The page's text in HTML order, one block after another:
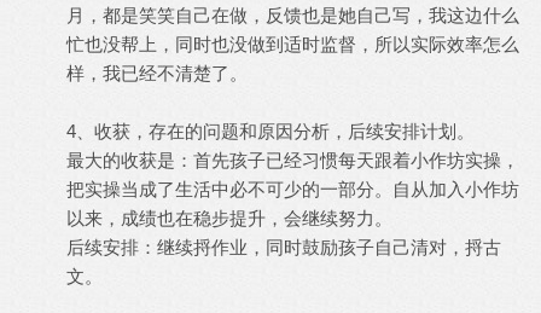
月，都是笑笑自己在做，反馈也是她自己写，我这边什么
忙也没帮上，同时也没做到适时监督，所以实际效率怎么
样，我已经不清楚了。
4、收获，存在的问题和原因分析，后续安排计划。
最大的收获是：首先孩子已经习惯每天跟着小作坊实操，
把实操当成了生活中必不可少的一部分。自从加入小作坊
以来，成绩也在稳步提升，会继续努力。
后续安排：继续捋作业，同时鼓励孩子自己清对，捋古
文。